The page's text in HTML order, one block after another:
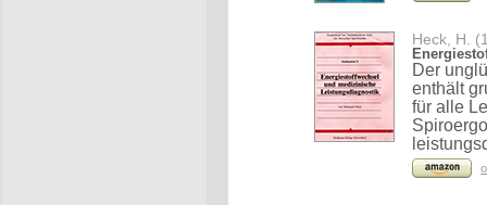
Heck, H.
Der
enthält
für alle